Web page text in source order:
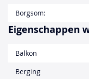
Borgsom:
Eigenschappen
Balkon
Berging